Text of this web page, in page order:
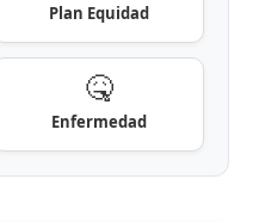
Plan Equidad
🤒
Enfermedad